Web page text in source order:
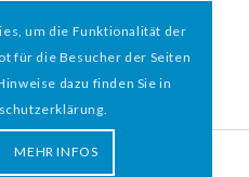
WEBDESIGN BY WEBIGAMI
um die Funktionalität der
für die Besucher der Seiten
dazu finden Sie in
MEHR INFOS